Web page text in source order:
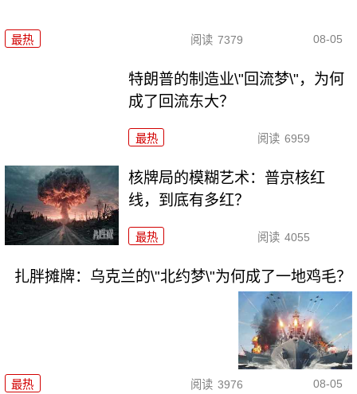
最热 阅读 7379 08-05
特朗普的制造业\"回流梦\"，为何
成了回流东大？
最热 阅读 6959
核牌局的模糊艺术：普京核红
线，到底有多红？
最热 阅读 4055
扎胖摊牌：乌克兰的\"北约梦\"为何成了一地鸡毛？
最热 阅读 3976 08-05